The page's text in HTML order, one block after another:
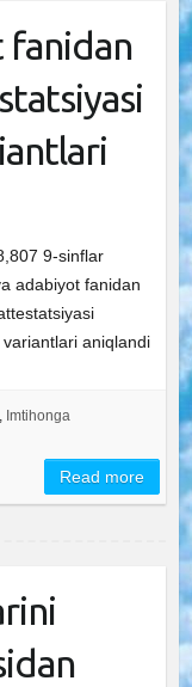
fanidan
9-sinflar
adabiyot fanidan
aniqlandi
, Imtihonga
Read more